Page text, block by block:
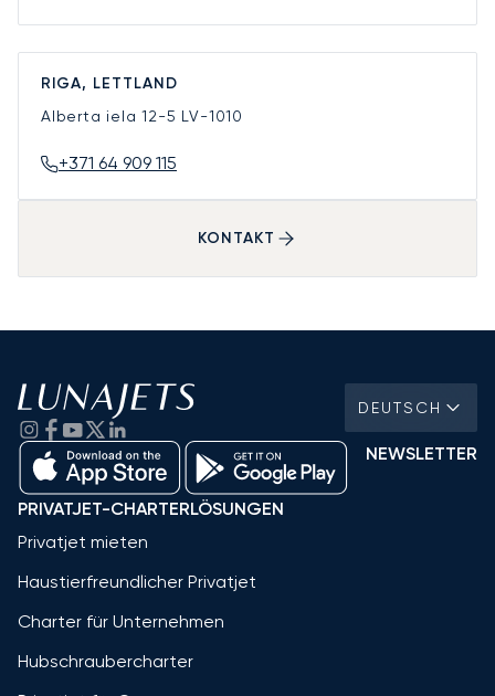
RIGA, LETTLAND
Alberta iela 12-5 LV-1010
+371 64 909 115
KONTAKT
DEUTSCH
NEWSLETTER
PRIVATJET-CHARTERLÖSUNGEN
Privatjet mieten
Haustierfreundlicher Privatjet
Charter für Unternehmen
Hubschraubercharter